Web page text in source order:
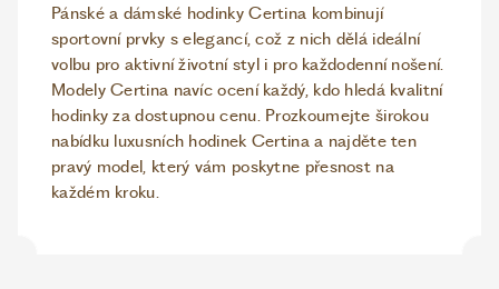
Pánské a dámské hodinky Certina kombinují
sportovní prvky s elegancí, což z nich dělá ideální
volbu pro aktivní životní styl i pro každodenní nošení.
Modely Certina navíc ocení každý, kdo hledá kvalitní
hodinky za dostupnou cenu. Prozkoumejte širokou
nabídku luxusních hodinek Certina a najděte ten
pravý model, který vám poskytne přesnost na
každém kroku.